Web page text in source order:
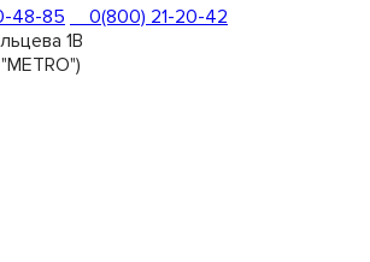
48-85
0(800) 21-20-42
1В